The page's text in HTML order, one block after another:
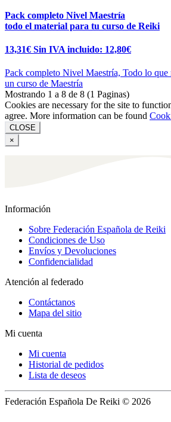
Pack completo Nivel Maestría
todo el material para tu curso de Reiki
13,31€ Sin IVA incluido: 12,80€
Pack completo Nivel Maestría, Todo lo que
un curso de Maestría
Mostrando 1 a 8 de 8 (1 Paginas)
Cookies are necessary for the site to
agree. More information can be found
CLOSE
×
Información
Sobre Federación Española de Reiki
Condiciones de Uso
Envíos y Devoluciones
Confidencialidad
Atención al federado
Contáctanos
Mapa del sitio
Mi cuenta
Mi cuenta
Historial de pedidos
Lista de deseos
Federación Española De Reiki © 2026